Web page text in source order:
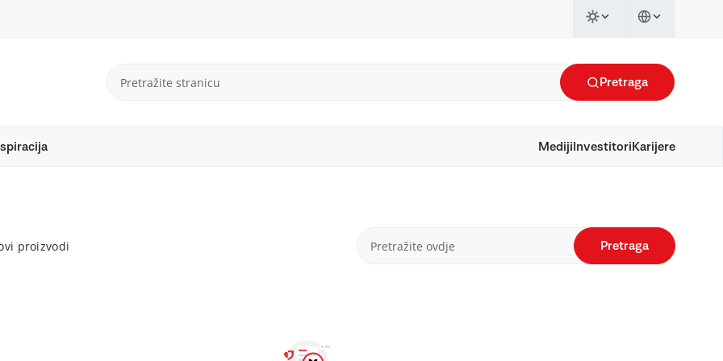
Pretraga
Mediji Investitori Karijere
proizvodi Pretraga